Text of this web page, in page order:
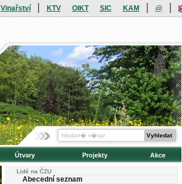
Vinařství KTV OIKT SIC KAM @
Útvary Projekty Akce
Lidé na ČZU
Abecední seznam